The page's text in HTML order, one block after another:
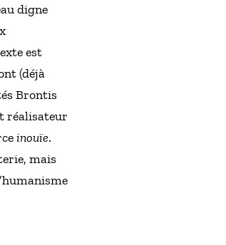
digne
est
(déjà
Brontis
réalisateur
inouïe.
mais